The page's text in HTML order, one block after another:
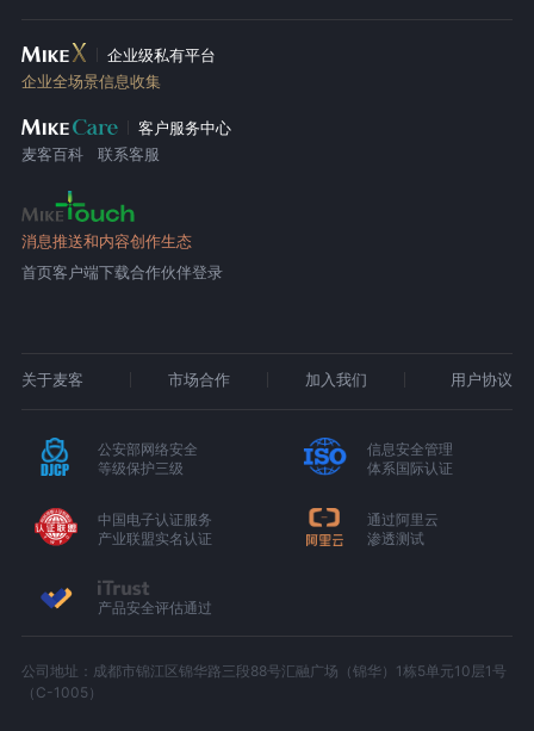
企业级私有平台
企业全场景信息收集
客户服务中心
麦客百科
联系客服
消息推送和内容创作生态
首页客户端下载合作伙伴登录
关于麦客 市场合作 加入我们 用户协议
公安部网络安全
等级保护三级
信息安全管理
体系国际认证
中国电子认证服务
产业联盟实名认证
通过阿里云
渗透测试
产品安全评估通过
公司地址：成都市锦江区锦华路三段88号汇融广场（锦华）1栋5单元10层1号
（C-1005）